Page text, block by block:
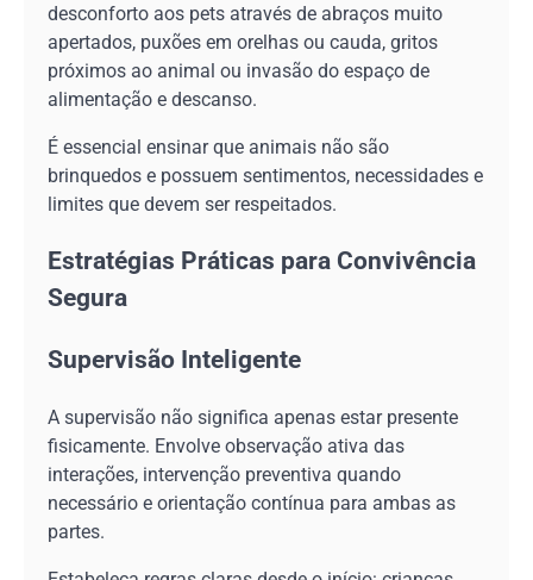
desconforto aos pets através de abraços muito
apertados, puxões em orelhas ou cauda, gritos
próximos ao animal ou invasão do espaço de
alimentação e descanso.
É essencial ensinar que animais não são
brinquedos e possuem sentimentos, necessidades e
limites que devem ser respeitados.
Estratégias Práticas para Convivência
Segura
Supervisão Inteligente
A supervisão não significa apenas estar presente
fisicamente. Envolve observação ativa das
interações, intervenção preventiva quando
necessário e orientação contínua para ambas as
partes.